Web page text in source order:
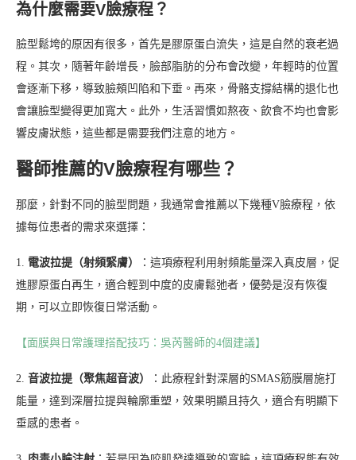
為什麼需要V臉療程？
臉型鬆垮的原因有很多，首先是膠原蛋白流失，這是自然的衰老過
程。其次，隨著年齡增長，臉部脂肪的分布會改變，年輕時的位置
會逐漸下移，導致臉頰凹陷和下垂。再來，骨骼支撐結構的退化也
會讓臉型變得更加寬大。此外，生活習慣如熬夜、飲食不均也會影
響皮膚狀態，這些都是需要我們注意的地方。
醫師推薦的V臉療程有哪些？
那麼，針對不同的臉型問題，我通常會推薦以下幾種V臉療程，依
據每位患者的需求來選擇：
1. 電波拉提（射頻緊膚）
：這項療程利用射頻能量深入真皮層，促
進膠原蛋白再生，適合輕到中度的皮膚鬆弛者，優勢是沒有恢復
期，可以立即恢復日常活動。
【面膜與日常護理搭配技巧：吳芮醫師的4個建議】
2. 音波拉提（聚焦超音波）
：此療程針對深層的SMAS筋膜層施打
能量，達到深層拉提與輪廓重塑，效果明顯且持久，適合有明顯下
垂感的患者。